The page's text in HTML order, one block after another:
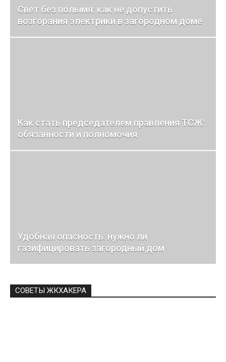
Свет без полымя: как не допустить
возгорания электрики в загородном доме
Как стать председателем правления ТСЖ:
обязанности и полномочия
Удобная опасность: нужно ли
газифицировать загородный дом
СОВЕТЫ ЖКХАКЕРА